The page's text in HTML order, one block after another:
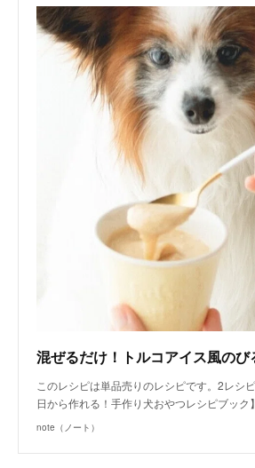
このレシピは単品売りのレシピです。2レシ
日から作れる！手作り犬おやつレシピブッ
note（ノート）